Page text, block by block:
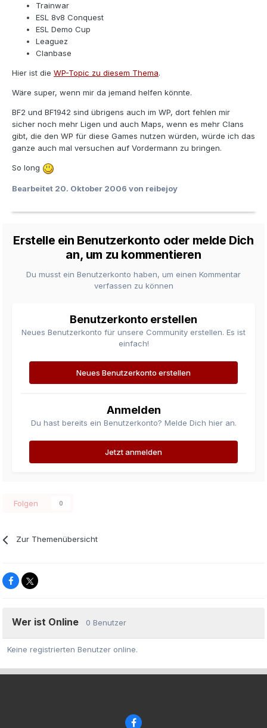
Trainwar
ESL 8v8 Conquest
ESL Demo Cup
Leaguez
Clanbase
Hier ist die WP-Topic zu diesem Thema.
Wäre super, wenn mir da jemand helfen könnte.
BF2 und BF1942 sind übrigens auch im WP, dort fehlen mir
sicher noch mehr Ligen und auch Maps, wenn es mehr Clans
gibt, die den WP für diese Games nutzen würden, würde ich das
ganze auch mal versuchen auf Vordermann zu bringen.
So long
Bearbeitet 20. Oktober 2006 von reibejoy
Erstelle ein Benutzerkonto oder melde Dich
an, um zu kommentieren
Du musst ein Benutzerkonto haben, um einen Kommentar
verfassen zu können
Benutzerkonto erstellen
Neues Benutzerkonto für unsere Community erstellen. Es ist
einfach!
Neues Benutzerkonto erstellen
Anmelden
Du hast bereits ein Benutzerkonto? Melde Dich hier an.
Jetzt anmelden
Folgen 0
Zur Themenübersicht
Wer ist Online 0 Benutzer
Keine registrierten Benutzer online.